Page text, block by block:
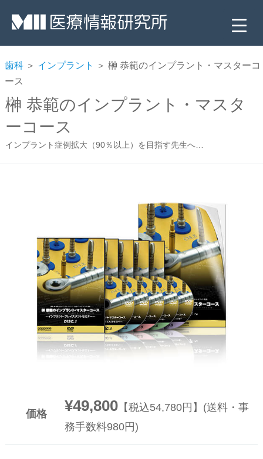
歯科 ＞ インプラント
＞ 榊 恭範のインプラント・マスターコ
ース
榊 恭範のインプラント・マスタ
ーコース
インプラント症例拡大（90％以上）を目指す先生へ…
価格 ¥49,800【税込54,780円】(送料・事
務手数料980円)